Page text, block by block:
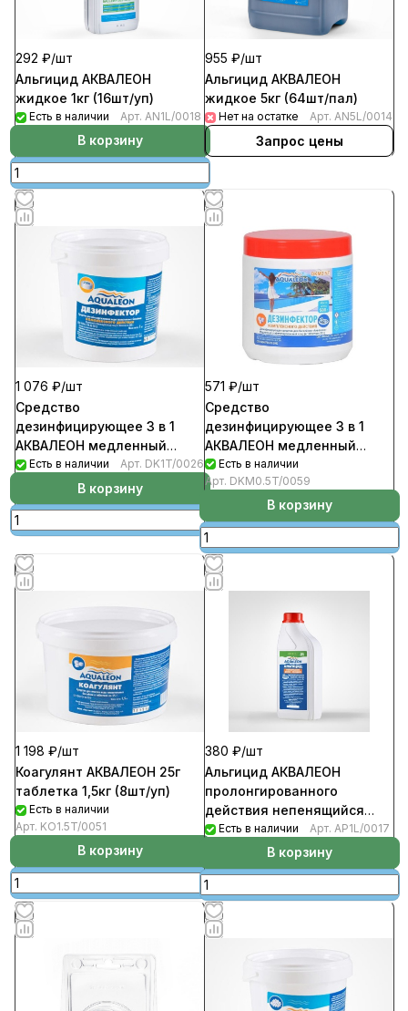
292 ₽/шт
Альгицид АКВАЛЕОН
жидкое 1кг (16шт/уп)
Есть в наличии Арт. AN1L/0018
В корзину
955 ₽/шт
Альгицид АКВАЛЕОН
жидкое 5кг (64шт/пал)
Нет на остатке Арт. AN5L/0014
Запрос цены
1 076 ₽/шт
Средство
дезинфицирующее 3 в 1
АКВАЛЕОН медленный
стабилизированный хлор
комплексного DK1T/0026
Есть в наличии Арт. DK1T/0026
В корзину
571 ₽/шт
Средство
дезинфицирующее 3 в 1
АКВАЛЕОН медленный
стабилизированный хлор
комплексного
DKM0.5T/0059
Есть в наличии
Арт. DKM0.5T/0059
В корзину
1 198 ₽/шт
Коагулянт АКВАЛЕОН 25г
таблетка 1,5кг (8шт/уп)
Есть в наличии
Арт. KO1.5T/0051
В корзину
380 ₽/шт
Альгицид АКВАЛЕОН
пролонгированного
действия непенящийся
жидкое 1кг (16шт/уп)
Есть в наличии Арт. AP1L/0017
В корзину